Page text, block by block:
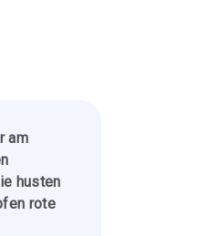
am
husten
rote